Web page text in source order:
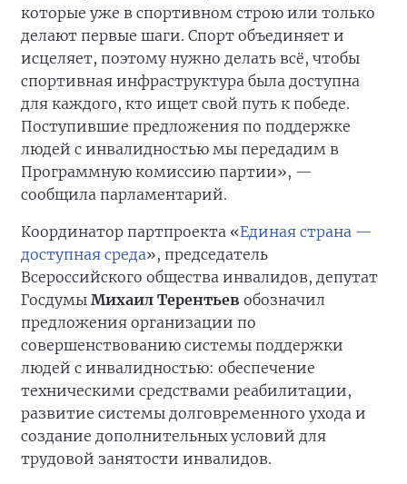
которые уже в спортивном строю или только
делают первые шаги. Спорт объединяет и
исцеляет, поэтому нужно делать всё, чтобы
спортивная инфраструктура была доступна
для каждого, кто ищет свой путь к победе.
Поступившие предложения по поддержке
людей с инвалидностью мы передадим в
Программную комиссию партии», —
сообщила парламентарий.
Координатор партпроекта «Единая страна —
доступная среда», председатель
Всероссийского общества инвалидов, депутат
Госдумы Михаил Терентьев обозначил
предложения организации по
совершенствованию системы поддержки
людей с инвалидностью: обеспечение
техническими средствами реабилитации,
развитие системы долговременного ухода и
создание дополнительных условий для
трудовой занятости инвалидов.